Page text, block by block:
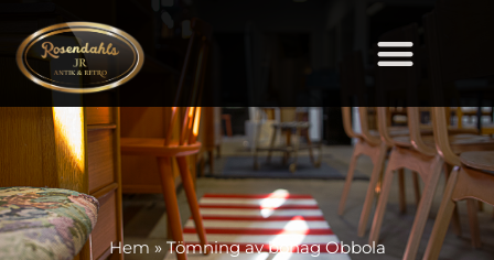
Hem » Tömning av bohag Obbola